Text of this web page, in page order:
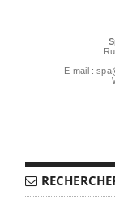
E-mail :